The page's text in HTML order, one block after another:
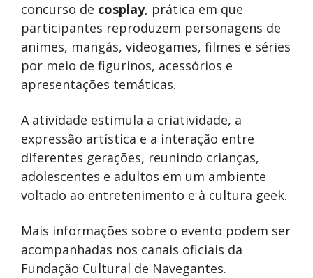
concurso de cosplay, prática em que
participantes reproduzem personagens de
animes, mangás, videogames, filmes e séries
por meio de figurinos, acessórios e
apresentações temáticas.
A atividade estimula a criatividade, a
expressão artística e a interação entre
diferentes gerações, reunindo crianças,
adolescentes e adultos em um ambiente
voltado ao entretenimento e à cultura geek.
Mais informações sobre o evento podem ser
acompanhadas nos canais oficiais da
Fundação Cultural de Navegantes.